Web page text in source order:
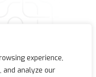
experience,
and analyze our